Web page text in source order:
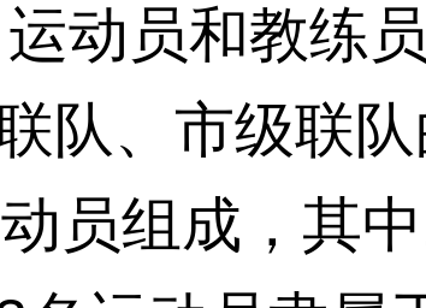
动员和教练
队、市级联
员组成，其